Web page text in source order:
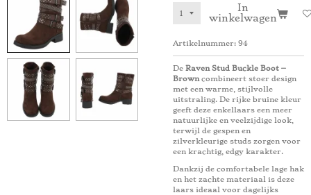
In
winkelwagen
Artikelnummer: 94
De Raven Stud Buckle Boot –
Browncombineert stoer design
met een warme, stijlvolle
uitstraling. De rijke bruine kleur
geeft deze enkellaars een meer
natuurlijke en veelzijdige look,
terwijl de gespen en
zilverkleurige studs zorgen voor
een krachtig, edgy karakter.
Dankzij de comfortabele lage hak
en het zachte materiaal is deze
laars ideaal voor dagelijks